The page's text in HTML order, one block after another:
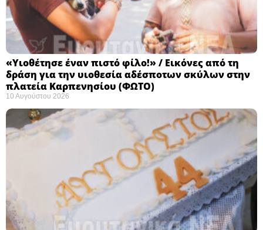
«Υιοθέτησε έναν πιστό φίλο!» / Εικόνες από τη
δράση για την υιοθεσία αδέσποτων σκύλων στην
πλατεία Καρπενησίου (ΦΩΤΟ)
10 Αυγούστου 2026